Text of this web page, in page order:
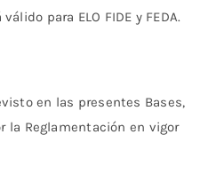
para ELO FIDE y FEDA.
en las presentes Bases,
la Reglamentación en vigor